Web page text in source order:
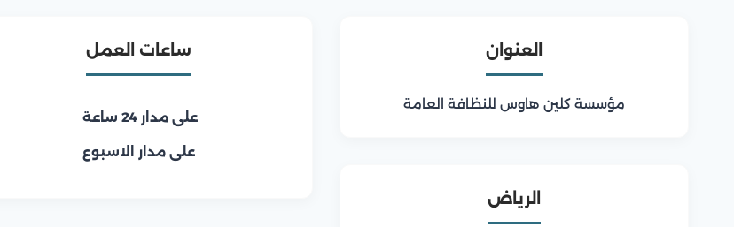
العنوان
مؤسسة كلين هاوس للنظافة العامة
الرياض
ساعات العمل
على مدار 24 ساعة
على مدار الاسبوع